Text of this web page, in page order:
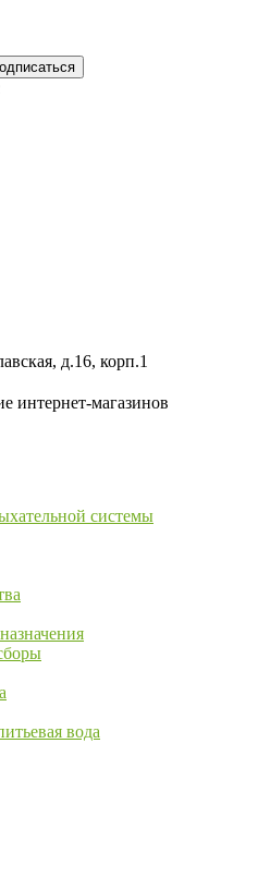
д.16, корп.1
интернет-магазинов
системы
вода